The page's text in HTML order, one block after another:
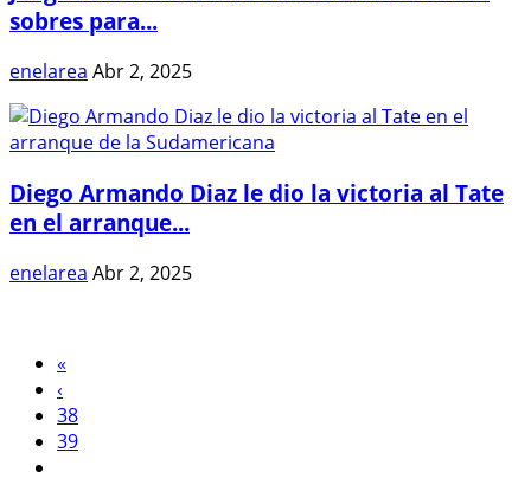
sobres para...
enelarea Abr 2, 2025
Diego Armando Diaz le dio la victoria al Tate
en el arranque...
enelarea Abr 2, 2025
«
‹
38
39